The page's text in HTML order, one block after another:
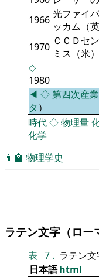
1966 光ファイ
ッカム（英
1970 ＣＣＤセ
ミス（米）
◇
1980
◀ ◇第四次産
タ ）
時代◇物理量
化学
👨‍🏫 物理学史
ラテン文字（ロー
表 7 . ラテン文
日本語html